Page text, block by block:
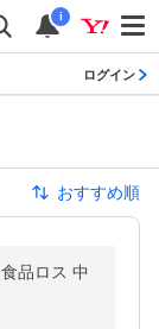
i
ログイン
おすすめ順
品ロス 中